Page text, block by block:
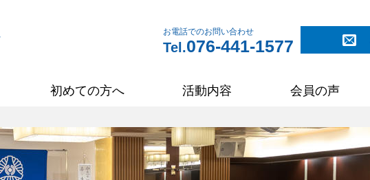
お電話でのお問い合わせ
Tel.076-441-1577
初めての方へ 活動内容 会員の声